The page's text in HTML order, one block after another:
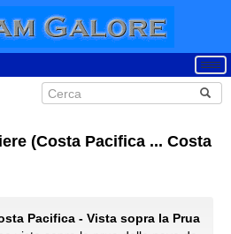
(Costa Pacifica ... Costa
Pacifica - Vista sopra la Prua